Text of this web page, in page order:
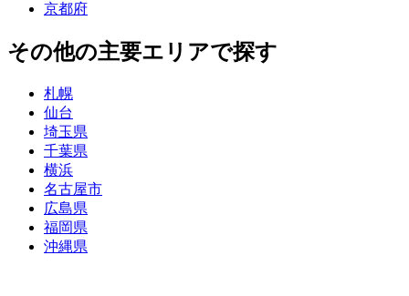
京都府
その他の主要エリアで探す
札幌
仙台
埼玉県
千葉県
横浜
名古屋市
広島県
福岡県
沖縄県